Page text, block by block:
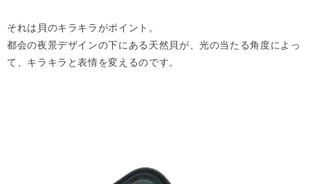
それは貝のキラキラがポイント。
都会の夜景デザインの下にある天然貝が、光の当たる角度によっ
て、キラキラと表情を変えるのです。